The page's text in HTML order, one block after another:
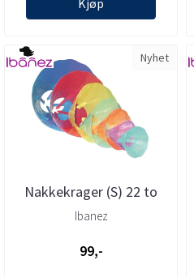
Nyhet
Nakkekrager (S) 22 to
28cm, Ibanez
Ibanez
99,-